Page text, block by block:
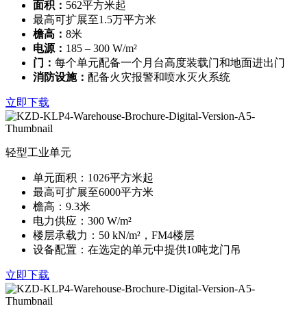
面积： 562平方米起
最高可扩展至1.5万平方米
檐高： 8米
电源： 185 – 300 W/m²
门： 每个单元配备一个月台高度装载门和地面进出门
消防设施： 配备火灾报警和喷水灭火系统
立即下载
轻型工业单元
单元面积：1026平方米起
最高可扩展至6000平方米
檐高：9.3米
电力供应：300 W/m²
楼层承载力：50 kN/m²，FM4楼层
设备配置：在选定的单元中提供10吨龙门吊
立即下载